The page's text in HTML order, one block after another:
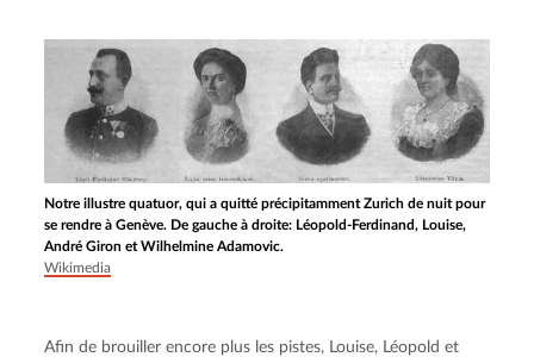
Notre illustre quatuor, qui a quitté précipitamment Zurich de nuit pour
se rendre à Genève. De gauche à droite: Léopold-Ferdinand, Louise,
André Giron et Wilhelmine Adamovic.
Wikimedia
Afin de brouiller encore plus les pistes, Louise, Léopold et